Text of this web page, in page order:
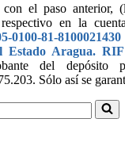
el paso anterior,
en la
0100-81-
Estado Aragua. RIF:
del
Sólo así se